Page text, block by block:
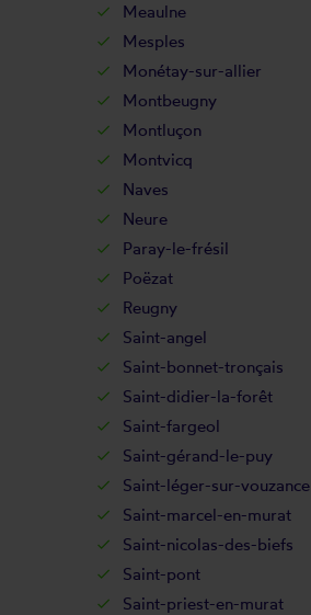
Meaulne
Mesples
Monétay-sur-allier
Montbeugny
Montluçon
Montvicq
Naves
Neure
Paray-le-frésil
Poëzat
Reugny
Saint-angel
Saint-bonnet-tronçais
Saint-didier-la-forêt
Saint-fargeol
Saint-gérand-le-puy
Saint-léger-sur-vouzance
Saint-marcel-en-murat
Saint-nicolas-des-biefs
Saint-pont
Saint-priest-en-murat